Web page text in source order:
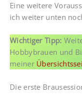
Eine weitere
ich weiter unten
Wichtiger Tipp:
Hobbybrauen und
meiner
Die erste